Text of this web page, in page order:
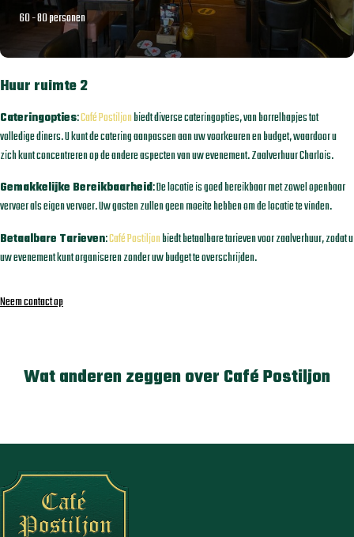
60 - 80 personen
Huur ruimte 2
Cateringopties:Café Postiljonbiedt diverse cateringopties, van borrelhapjes tot
volledige diners. U kunt de catering aanpassen aan uw voorkeuren en budget, waardoor u
zich kunt concentreren op de andere aspecten van uw evenement. Zaalverhuur Charlois.
Gemakkelijke Bereikbaarheid: De locatie is goed bereikbaar met zowel openbaar
vervoer als eigen vervoer. Uw gasten zullen geen moeite hebben om de locatie te vinden.
Betaalbare Tarieven:Café Postiljonbiedt betaalbare tarieven voor zaalverhuur, zodat u
uw evenement kunt organiseren zonder uw budget te overschrijden.
Neem contact op
Wat anderen zeggen over Café Postiljon